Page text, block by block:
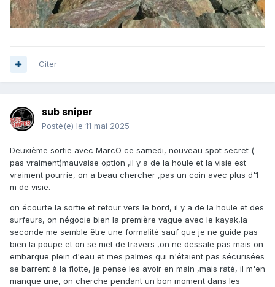
Citer
sub sniper
Posté(e) le 11 mai 2025
Deuxième sortie avec MarcO ce samedi, nouveau spot secret (
pas vraiment)mauvaise option ,il y a de la houle et la visie est
vraiment pourrie, on a beau chercher ,pas un coin avec plus d'1
m de visie.
on écourte la sortie et retour vers le bord, il y a de la houle et des
surfeurs, on négocie bien la première vague avec le kayak,la
seconde me semble être une formalité sauf que je ne guide pas
bien la poupe et on se met de travers ,on ne dessale pas mais on
embarque plein d'eau et mes palmes qui n'étaient pas sécurisées
se barrent à la flotte, je pense les avoir en main ,mais raté, il m'en
manque une, on cherche pendant un bon moment dans les